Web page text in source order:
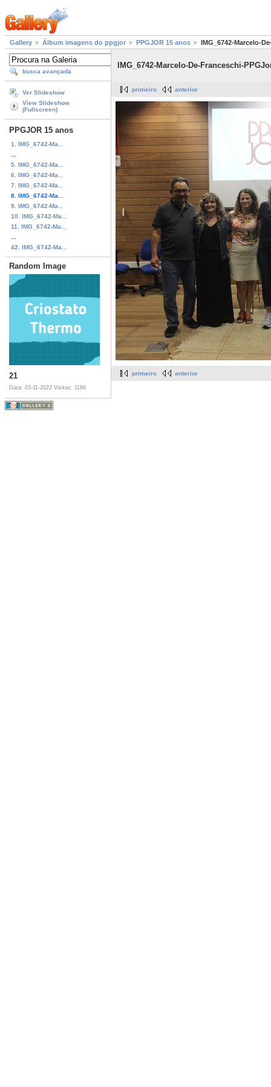
Gallery Álbum imagens do ppgjor PPGJOR 15 anos IMG_6742-Marcelo-
busca avançada
Ver Slideshow
View Slideshow
(Fullscreen)
PPGJOR 15 anos
1. IMG_6742-Ma...
5. IMG_6742-Ma...
6. IMG_6742-Ma...
7. IMG_6742-Ma...
8. IMG_6742-Ma...
9. IMG_6742-Ma...
10. IMG_6742-Ma...
11. IMG_6742-Ma...
42. IMG_6742-Ma...
Random Image
21
Data: 03-11-2022 Visitas: 1166
IMG_6742-Marcelo-De-Franceschi-
primeiro anterior
primeiro anterior